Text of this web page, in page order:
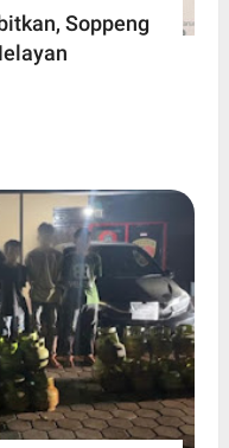
Soppeng